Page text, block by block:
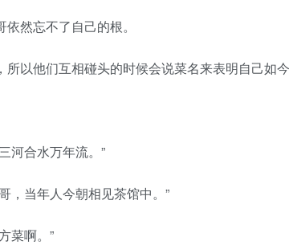
然忘不了自己的根。
以他们互相碰头的时候会说菜名来表明自己如
河合水万年流。”
，当年人今朝相见茶馆中。”
菜啊。”